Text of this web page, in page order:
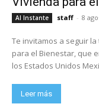
Al Instante staff - 8
Te invitamos a seguir
para el Bienestar, que
los Estados Unidos
Leer más